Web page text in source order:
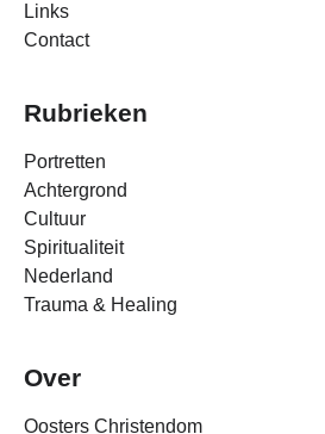
Links
Contact
Rubrieken
Portretten
Achtergrond
Cultuur
Spiritualiteit
Nederland
Trauma & Healing
Over
Oosters Christendom